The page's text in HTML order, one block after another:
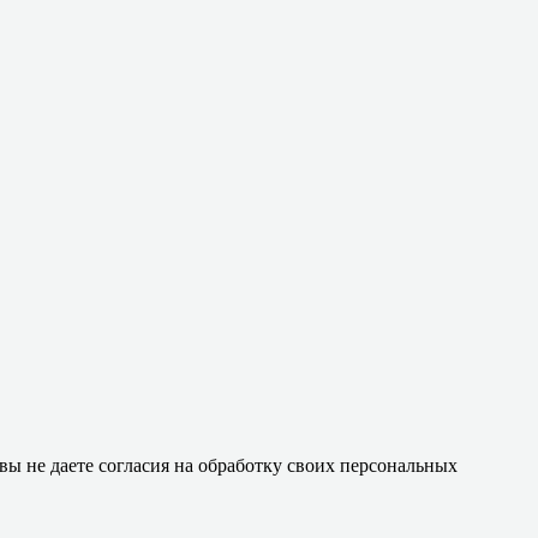
не даете согласия на обработку своих персональных